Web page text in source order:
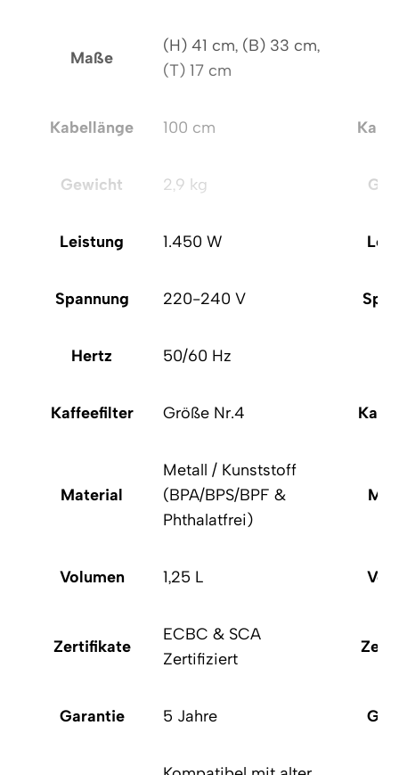
Maße
(H) 41 cm, (B) 33 cm,
(T) 17 cm
Kabellänge 100 cm
Gewicht 2,9 kg
Leistung 1.450 W
Spannung 220-240 V
Hertz 50/60 Hz
Kaffeefilter Größe Nr.4
Material
Metall / Kunststoff
(BPA/BPS/BPF &
Phthalatfrei)
Volumen 1,25 L
Zertifikate
ECBC & SCA
Zertifiziert
Garantie 5 Jahre